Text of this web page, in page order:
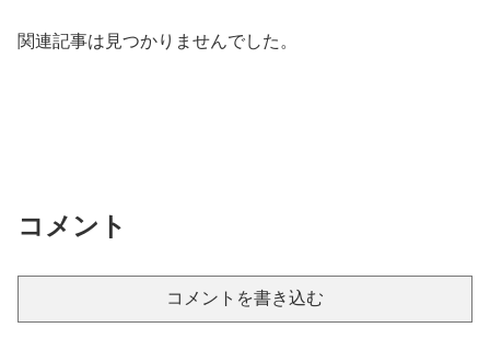
関連記事は見つかりませんでした。
コメント
コメントを書き込む